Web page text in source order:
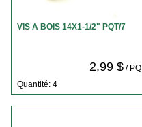
VIS A BOIS 14X1-1/2" PQT/7
2,99 $/ PQ
Quantité: 4